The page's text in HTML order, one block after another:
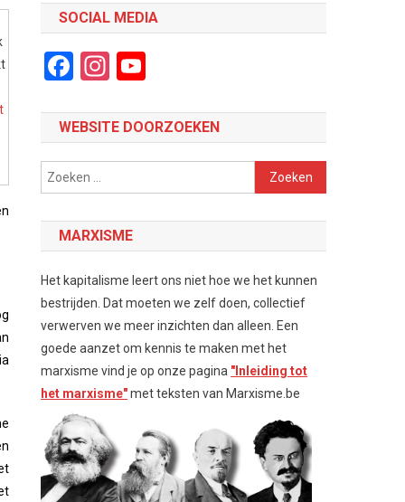
SOCIAL MEDIA
Facebook
Instagram
WEBSITE DOORZOEKEN
Zoeken
naar:
MARXISME
Het kapitalisme leert ons niet hoe we het kunnen
bestrijden. Dat moeten we zelf doen, collectief
verwerven we meer inzichten dan alleen. Een
goede aanzet om kennis te maken met het
marxisme vind je op onze pagina "Inleiding tot
het marxisme"met teksten van Marxisme.be